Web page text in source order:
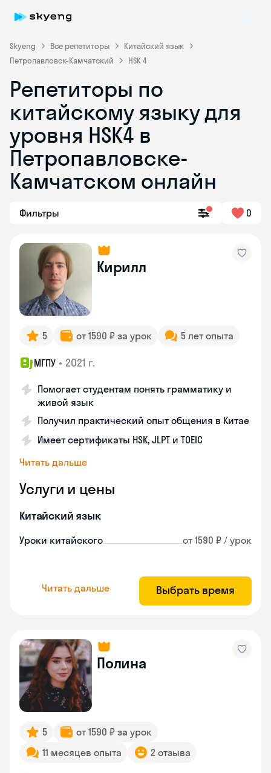
Skyeng Все репетиторы
Китайский язык
Петропавловск-Камчатский
HSK 4
Репетиторы по
китайскому языку для
уровня HSK4 в
Петропавловске-
Камчатском онлайн
Фильтры 0
Кирилл
5 от 1590 ₽ за урок 5 лет опыта
МГПУ • 2021 г.
Помогает студентам понять грамматику и
живой язык
Получил практический опыт общения в Китае
Имеет сертификаты HSK, JLPT и TOEIC
Читать дальше
Услуги и цены
Китайский язык
Уроки китайского от 1590 ₽ / урок
Читать дальше Выбрать время
Полина
5
от 1590 ₽ за урок
11 месяцев опыта
2 отзыва
Skyeng Chat
online